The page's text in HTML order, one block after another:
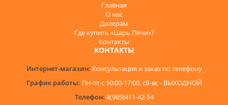
Главная
О нас
Дилерам
Где купить «Царь Печи»?
Контакты
КОНТАКТЫ
Интернет-магазин: Консультация и заказ по телефону
График работы: Пн-пт с 10:00-17:00, сб-вс - ВЫХОДНОЙ
Телефон: 8(985)411-42-54